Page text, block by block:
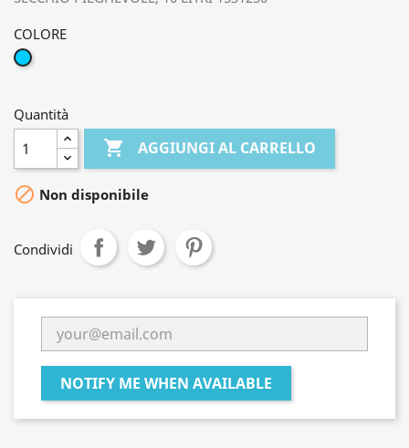
COLORE
AZZURRO
Quantità
 AGGIUNGI AL CARRELLO
 Non disponibile
Condividi
NOTIFY ME WHEN AVAILABLE